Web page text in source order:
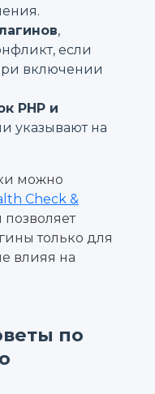
,
если
включении
PHP и
указывают на
можно
Check &
позволяет
только для
влияя на
по